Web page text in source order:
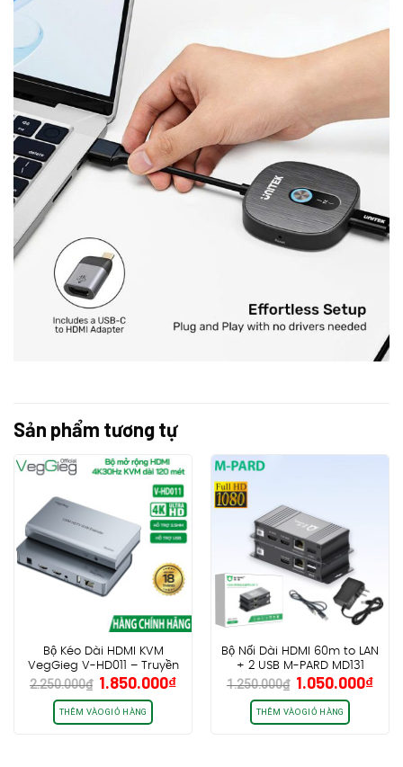
Sản phẩm tương tự
Bộ Kéo Dài HDMI KVM
VegGieg V-HD011 – Truyền
hình ảnh 4K và USB lên đến
120 mét
2.250.000₫ Giá
gốc
là:
2.250.000₫.
1.850.000₫Giá
THÊM VÀO GIỎ HÀNG
Bộ Nối Dài HDMI 60m to LAN
+ 2 USB M-PARD MD131
1.250.000₫ Giá
gốc
là:
1.250.000₫.
1.050.000₫Giá
THÊM VÀO GIỎ HÀNG